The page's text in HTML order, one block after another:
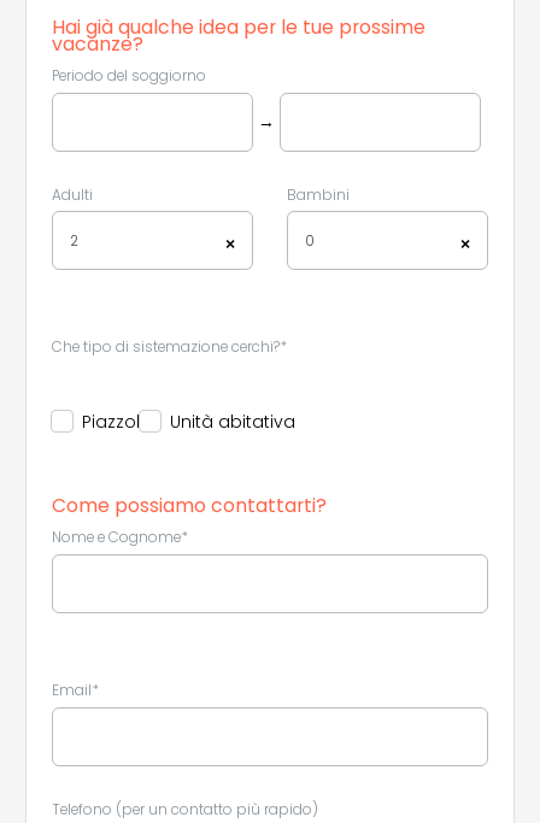
Hai già qualche idea per le tue prossime
vacanze?
Periodo del soggiorno
→
Adulti
×
2
Bambini
×
0
Che tipo di sistemazione cerchi?*
Piazzola Unità abitativa
Come possiamo contattarti?
Nome e Cognome*
Email*
Telefono (per un contatto più rapido)
Koobcamp S.r.l.